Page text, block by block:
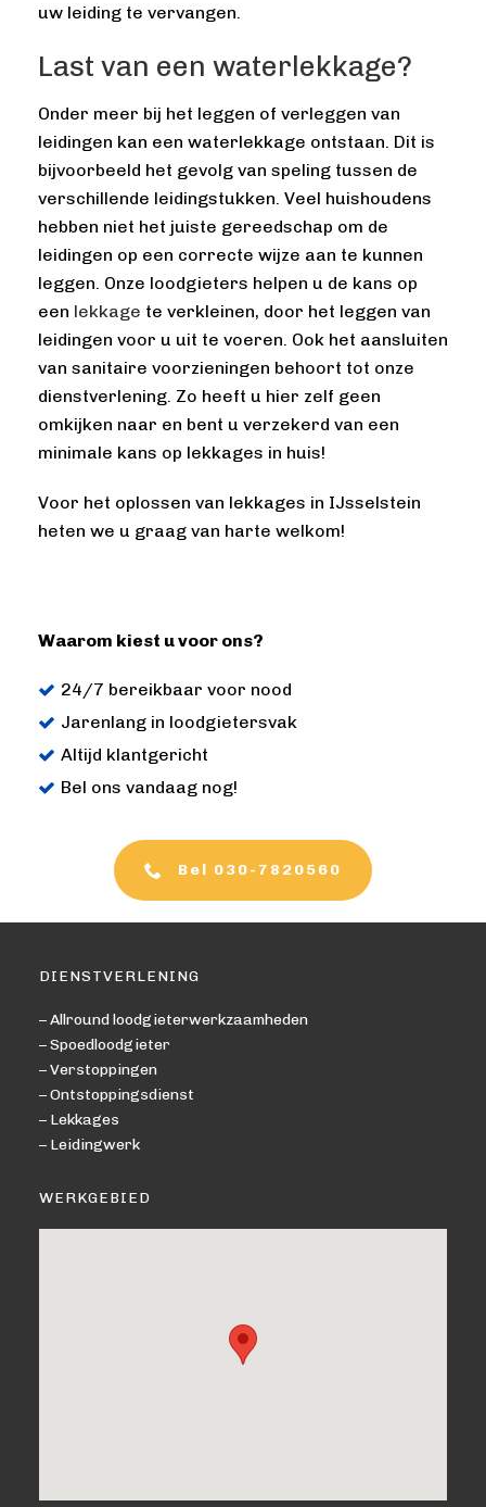
uw leiding te vervangen.
Last van een waterlekkage?
Onder meer bij het leggen of verleggen van
leidingen kan een waterlekkage ontstaan. Dit is
bijvoorbeeld het gevolg van speling tussen de
verschillende leidingstukken. Veel huishoudens
hebben niet het juiste gereedschap om de
leidingen op een correcte wijze aan te kunnen
leggen. Onze loodgieters helpen u de kans op
een lekkage te verkleinen, door het leggen van
leidingen voor u uit te voeren. Ook het aansluiten
van sanitaire voorzieningen behoort tot onze
dienstverlening. Zo heeft u hier zelf geen
omkijken naar en bent u verzekerd van een
minimale kans op lekkages in huis!
Voor het oplossen van lekkages in IJsselstein
heten we u graag van harte welkom!
Waarom kiest u voor ons?
24/7 bereikbaar voor nood
Jarenlang in loodgietersvak
Altijd klantgericht
Bel ons vandaag nog!
Bel 030-7820560
DIENSTVERLENING
– Allround loodgieterwerkzaamheden
– Spoedloodgieter
– Verstoppingen
– Ontstoppingsdienst
– Lekkages
– Leidingwerk
WERKGEBIED